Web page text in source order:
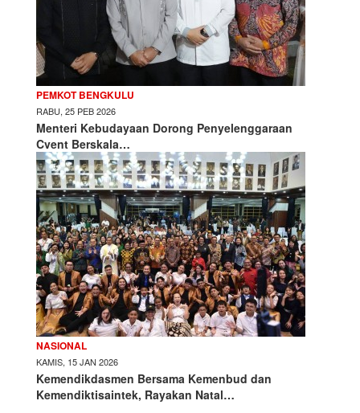
PEMKOT BENGKULU
RABU, 25 PEB 2026
Menteri Kebudayaan Dorong Penyelenggaraan
Cvent Berskala…
NASIONAL
KAMIS, 15 JAN 2026
Kemendikdasmen Bersama Kemenbud dan
Kemendiktisaintek, Rayakan Natal…